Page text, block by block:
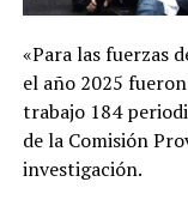
«Para las fuerzas
el año 2025
trabajo 184
de la Comisión
investigación.